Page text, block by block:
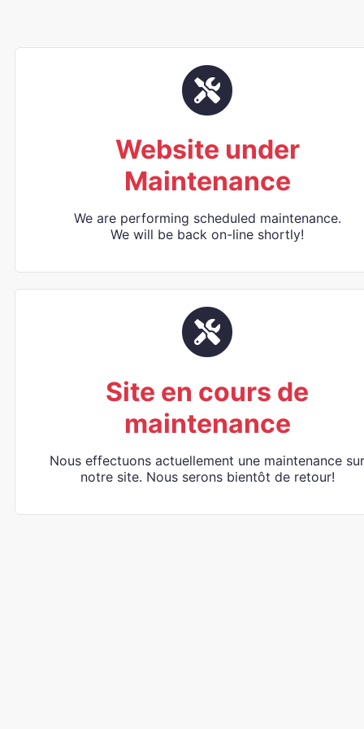
Website under
Maintenance
We are performing scheduled maintenance.
We will be back on-line shortly!
Site en cours de
maintenance
Nous effectuons actuellement une maintenance sur
notre site. Nous serons bientôt de retour!